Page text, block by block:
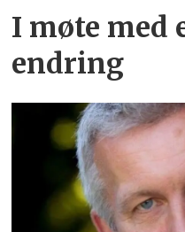
I møte med
endring